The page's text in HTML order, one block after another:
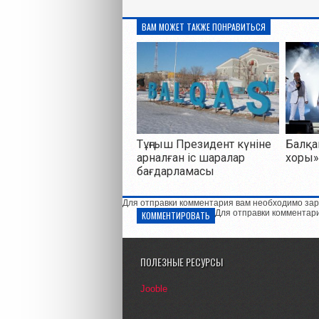
ВАМ МОЖЕТ ТАКЖЕ ПОНРАВИТЬСЯ
Тұңғыш Президент күніне
арналған іс шаралар
бағдарламасы
хоры»
Для отправки комментария вам необходимо
КОММЕНТИРОВАТЬ Для отправки
ПОЛЕЗНЫЕ РЕСУРСЫ
Jooble